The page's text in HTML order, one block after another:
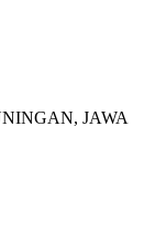
, JAWA